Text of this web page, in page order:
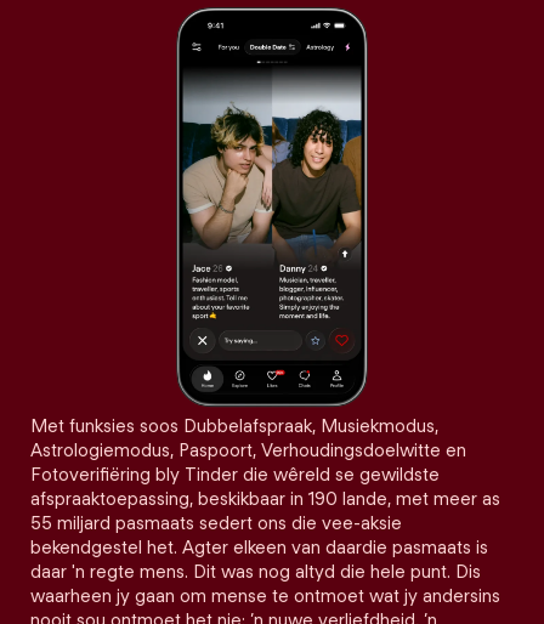
Met funksies soos Dubbelafspraak, Musiekmodus,
Astrologiemodus, Paspoort, Verhoudingsdoelwitte en
Fotoverifiëring bly Tinder die wêreld se gewildste
afspraaktoepassing, beskikbaar in 190 lande, met meer as
55 miljard pasmaats sedert ons die vee-aksie
bekendgestel het. Agter elkeen van daardie pasmaats is
daar 'n regte mens. Dit was nog altyd die hele punt. Dis
waarheen jy gaan om mense te ontmoet wat jy andersins